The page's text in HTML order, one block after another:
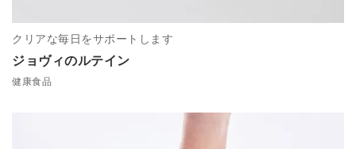
ジョヴィのルテイン
クリアな毎日をサポートします
健康食品